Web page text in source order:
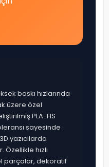
baskı hızlarında
üzere özel
PLA-HS
sayesinde
yazıcılarda
hızlı
parçalar, dekoratif